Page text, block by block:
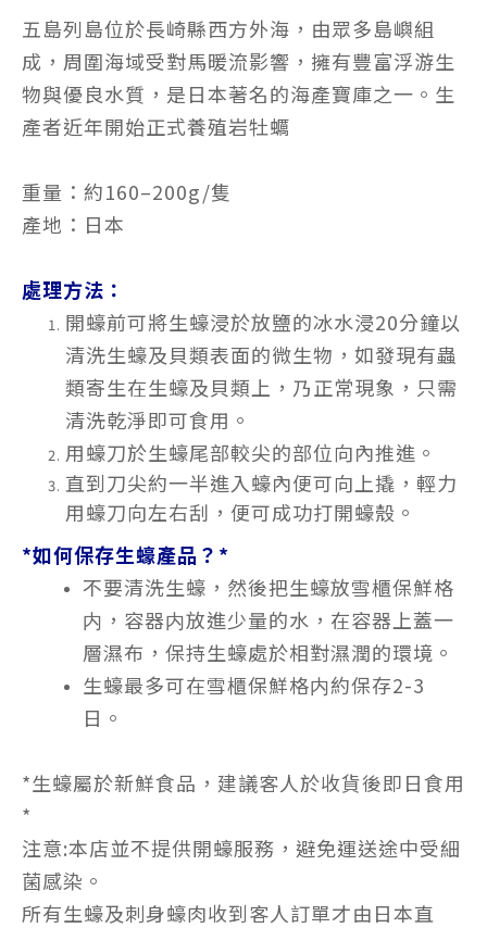
五島列島位於長崎縣西方外海，由眾多島嶼組
成，周圍海域受對馬暖流影響，擁有豐富浮游生
物與優良水質，是日本著名的海產寶庫之一。生
產者近年開始正式養殖岩牡蠣
重量：約160–200g/隻
產地：日本
處理方法：
開蠔前可將生蠔浸於放鹽的冰水浸20分鐘以
清洗生蠔及貝類表面的微生物，如發現有蟲
類寄生在生蠔及貝類上，乃正常現象，只需
清洗乾淨即可食用。
用蠔刀於生蠔尾部較尖的部位向內推進。
直到刀尖約一半進入蠔內便可向上撬，輕力
用蠔刀向左右刮，便可成功打開蠔殼。
*如何保存生蠔產品？*
不要清洗生蠔，然後把生蠔放雪櫃保鮮格
内，容器内放進少量的水，在容器上蓋一
層濕布，保持生蠔處於相對濕潤的環境。
生蠔最多可在雪櫃保鮮格内約保存2-3
日。
*生蠔屬於新鮮食品，建議客人於收貨後即日食用
*
注意:本店並不提供開蠔服務，避免運送途中受細
菌感染。
所有生蠔及刺身蠔肉收到客人訂單才由日本直